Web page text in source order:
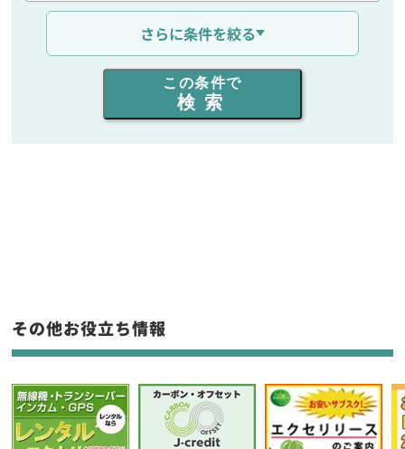
通信距離を選ぶ
出力を選ぶ
同時通話人数を選ぶ
フリーワード入力(製品名等)
選択条件をリセット
さらに条件を絞る
この条件で
検索
その他お役立ち情報